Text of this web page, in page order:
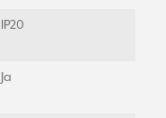
IP20
Ja